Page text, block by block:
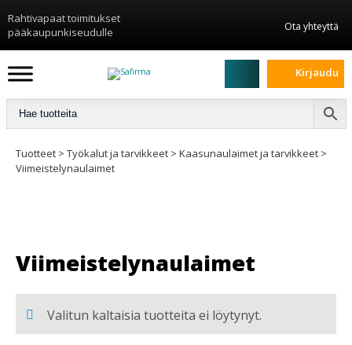
Rahtivapaat toimitukset
pääkaupunkiseudulle
Ota yhteyttä
Kirjaudu
Tuotteet > Työkalut ja tarvikkeet > Kaasunaulaimet ja tarvikkeet >
Viimeistelynaulaimet
Viimeistelynaulaimet
Valitun kaltaisia tuotteita ei löytynyt.